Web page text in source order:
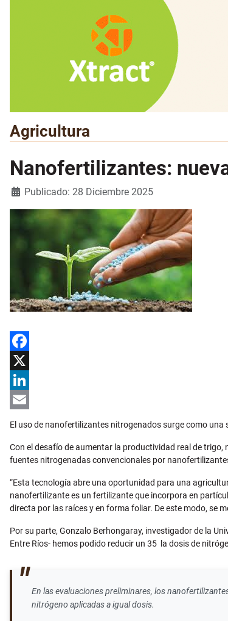
Agricultura
Nanofertilizantes:
Detalles
Publicado: 28 Diciembre 2025
Facebook
X
LinkedIn
Email
El uso de nanofertilizantes nitrogenados surge como
Con el desafío de aumentar la productividad real de
fuentes nitrogenadas convencionales por
“Esta tecnología abre una oportunidad para una
nanofertilizante es un fertilizante que incorpora en
directa por las raíces y en forma foliar. De este modo, se
Por su parte, Gonzalo Berhongaray, investigador de la
Entre Ríos- hemos podido reducir un 35 la dosis de
En las evaluaciones preliminares, los
nitrógeno aplicadas a igual dosis.